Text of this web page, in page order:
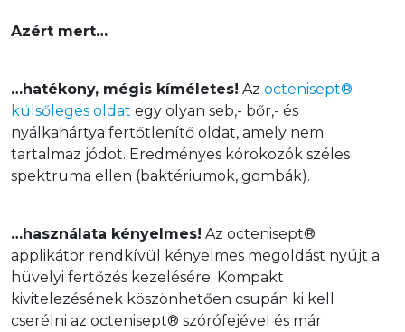
Azért mert…
…hatékony, mégis kíméletes! Az octenisept®
külsőleges oldat egy olyan seb,- bőr,- és
nyálkahártya fertőtlenítő oldat, amely nem
tartalmaz jódot. Eredményes kórokozók széles
spektruma ellen (baktériumok, gombák).
…használata kényelmes! Az octenisept®
applikátor rendkívül kényelmes megoldást nyújt a
hüvelyi fertőzés kezelésére. Kompakt
kivitelezésének köszönhetően csupán ki kell
cserélni az octenisept® szórófejével és már